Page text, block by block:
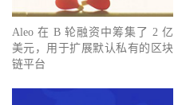
Aleo 在 B 轮融资中筹集了 2 亿
美元，用于扩展默认私有的区块
链平台